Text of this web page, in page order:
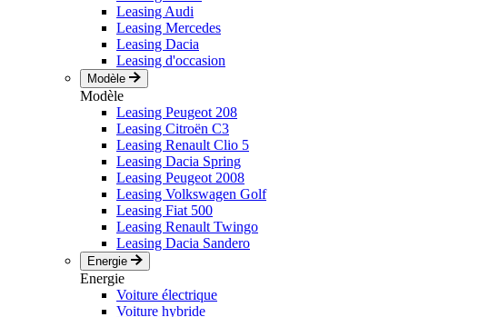
Leasing Audi
Leasing Mercedes
Leasing Dacia
Leasing d'occasion
Modèle
Modèle
Leasing Peugeot 208
Leasing Citroën C3
Leasing Renault Clio 5
Leasing Dacia Spring
Leasing Peugeot 2008
Leasing Volkswagen Golf
Leasing Fiat 500
Leasing Renault Twingo
Leasing Dacia Sandero
Energie
Energie
Voiture électrique
Voiture hybride